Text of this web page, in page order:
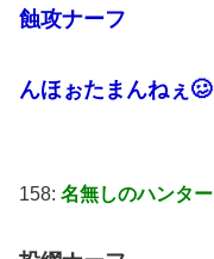
蝕攻ナーフ
んほぉたまんねぇ🥴
158: 名無しのハンター